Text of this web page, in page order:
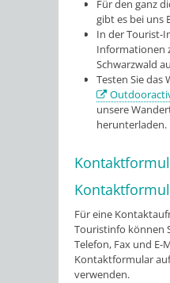
Für den ganz
gibt es bei uns
In der Tourist-
Informationen
Schwarzwald
Testen Sie das
unsere
herunterladen.
Für eine
Touristinfo können
Telefon, Fax und E-
Kontaktformular
verwenden.